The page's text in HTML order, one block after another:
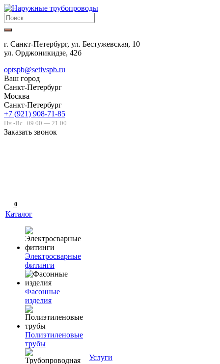
г. Санкт-Петербург, ул. Бестужевская, 10
ул. Орджоникидзе, 42б
optspb@setivspb.ru
Ваш город
Санкт-Петербург
Москва
Санкт-Петербург
+7 (921) 908-71-85
Пн.-Вс. 09.00 — 21.00
Заказать звонок
0
Каталог
Электросварные
фитинги
Фасонные
изделия
Полиэтиленовые
трубы
Услуги